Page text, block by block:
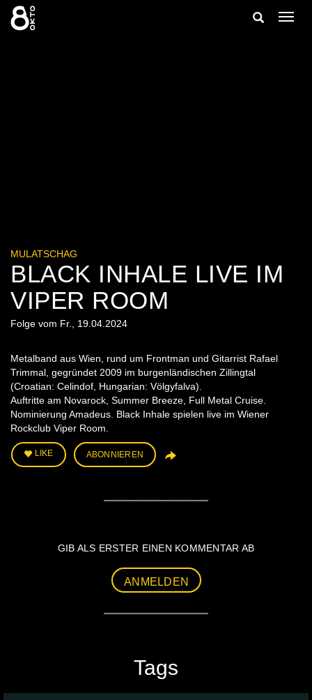
Zum
Inhalt
springen
Suche
MULATSCHAG
BLACK INHALE LIVE IM
VIPER ROOM
Folge vom Fr., 19.04.2024
Metalband aus Wien, rund um Frontman und Gitarrist Rafael
Trimmal, gegründet 2009 im burgenländischen Zillingtal
(Croatian: Celindof, Hungarian: Völgyfalva).
Auftritte am Novarock, Summer Breeze, Full Metal Cruise.
Nominierung Amadeus. Black Inhale spielen live im Wiener
Rockclub Viper Room.
LIKE ABONNIEREN
GIB ALS ERSTER EINEN KOMMENTAR AB
ANMELDEN
Tags